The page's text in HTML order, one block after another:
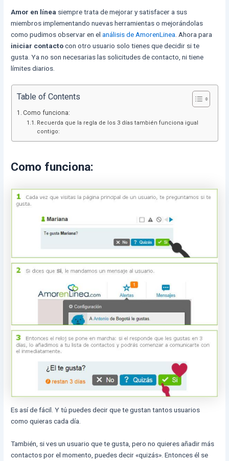
Amor en línea siempre trata de mejorar y satisfacer a sus
miembros implementando nuevas herramientas o mejorándolas
como pudimos observar en elanálisis de AmorenLinea . Ahora para
iniciar contactocon otro usuario solo tienes que decidir si te
gusta. Ya no son necesarias las solicitudes de contacto, ni tiene
límites diarios.
Table of Contents
Como funciona:
Recuerda que la regla de los 3 días también funciona igual
contigo:
Como funciona:
Es así de fácil. Y tú puedes decir que te gustan tantos usuarios
como quieras cada día.
También, si ves un usuario que te gusta, pero no quieres añadir más
contactos por el momento, puedes decir «quizás». Entonces él se